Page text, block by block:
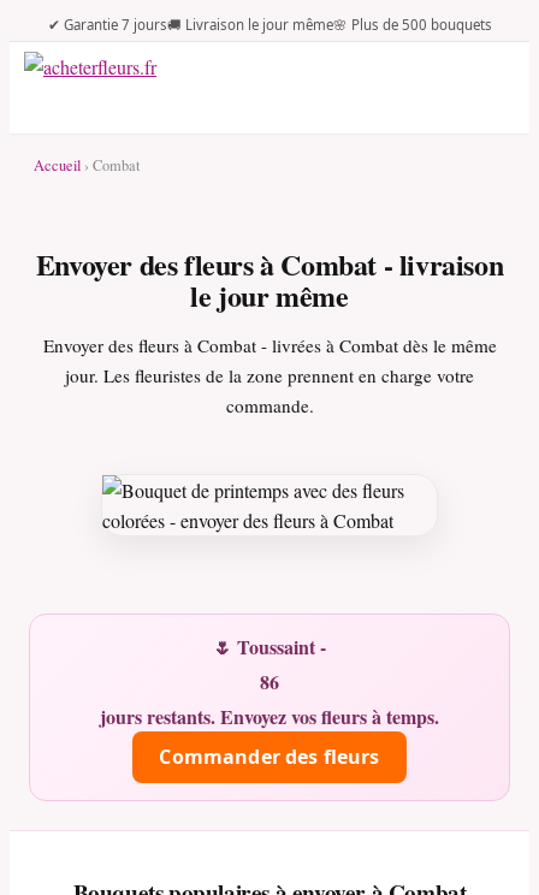
✔ Garantie 7 jours🚚 Livraison le jour même🌸 Plus de 500 bouquets
Accueil › Combat
Envoyer des fleurs à Combat - livraison
le jour même
Envoyer des fleurs à Combat - livrées à Combat dès le même
jour. Les fleuristes de la zone prennent en charge votre
commande.
🌷 Toussaint -
86
jours restants. Envoyez vos fleurs à temps.
Commander des fleurs